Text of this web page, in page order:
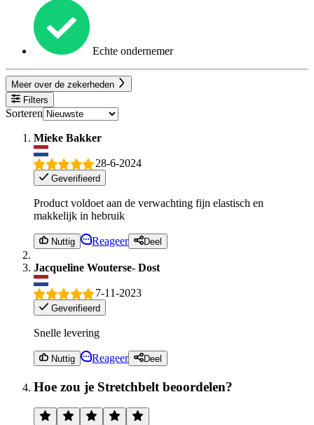
Echte ondernemer
Meer over de zekerheden
Filters
Sorteren
Mieke Bakker
28-6-2024
Geverifieerd
Product voldoet aan de verwachting fijn elastisch en
makkelijk in hebruik
Nuttig Reageer Deel
Jacqueline Wouterse- Dost
7-11-2023
Geverifieerd
Snelle levering
Nuttig Reageer Deel
Hoe zou je Stretchbelt beoordelen?